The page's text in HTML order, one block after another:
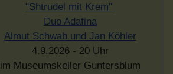
"Shtrudel mit Krem"
Duo Adafina
Almut Schwab und Jan Köhler
4.9.2026 - 20 Uhr
im Museumskeller Guntersblum